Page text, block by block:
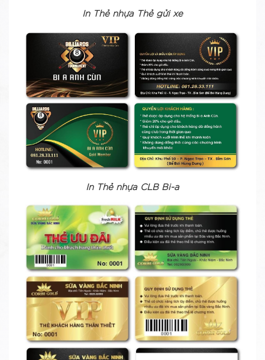
In Thẻ nhựa Thẻ gửi xe
In Thẻ nhựa CLB Bi-a